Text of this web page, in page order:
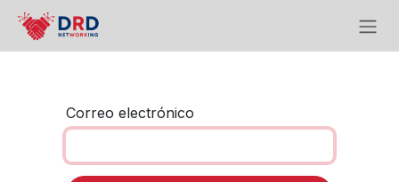
Ir al contenido
Correo electrónico